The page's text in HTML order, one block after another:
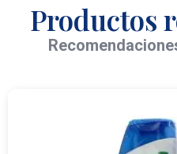
Productos